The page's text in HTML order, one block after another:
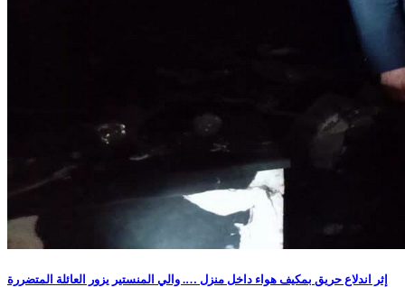
إثر اندلاع حريق بمكيف هواء داخل منزل …. والي المنستير يزور العائلة المتضررة